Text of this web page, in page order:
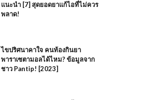
แนะนำ [7] สุดยอดยาแก้ไอที่ไม่ควร
พลาด!
ไขปริศนาคาใจ คนท้องกินยา
พาราเซตามอลได้ไหม? ข้อมูลจาก
ชาว Pantip! [2023]